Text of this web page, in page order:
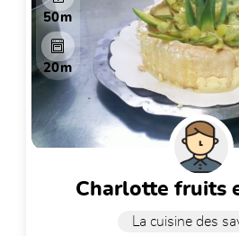
50m
20m
charlotte fruits
La cuisine des